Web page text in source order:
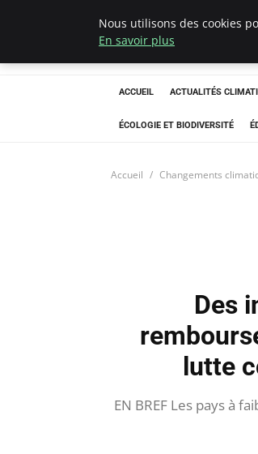
ACCUEIL ACTUALITÉS
ÉCOLOGIE ET BIODIVERSITÉ
Accueil Changements
Des
lutte
EN BREF Les pays à
Nous utilisons des cookies
En savoir plus